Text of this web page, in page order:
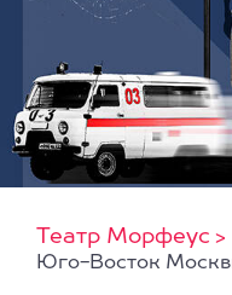
Театр Морфеус >
Юго-Восток